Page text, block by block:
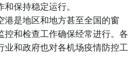
保持稳定运行。
港是地区和地方甚至全国的窗
控和检查工作确保经常进行。各
业和政府也对各机场疫情防控工